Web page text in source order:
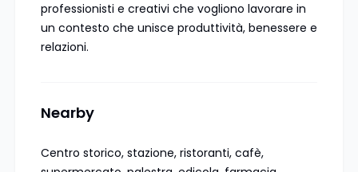
professionisti e creativi che vogliono lavorare in
un contesto che unisce produttività, benessere e
relazioni.
Nearby
Centro storico, stazione, ristoranti, cafè,